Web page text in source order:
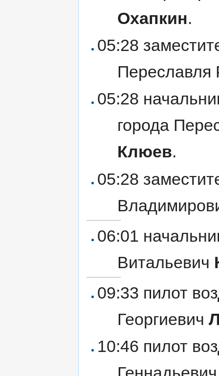
Охапкин.
05:28
05:28
города
Клюев.
05:28
06:01
Витальевич
09:33 пилот
Георгиевич
10:46 пилот